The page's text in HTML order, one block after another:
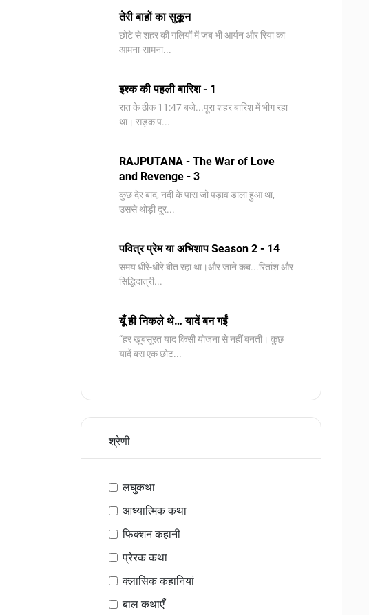
तेरी बाहों का सुकून
छोटे से शहर की गलियों में जब भी आर्यन और रिया का
आमना-सामना...
इश्क की पहली बारिश - 1
रात के ठीक 11:47 बजे...पूरा शहर बारिश में भीग रहा
था। सड़क प...
RAJPUTANA - The War of Love
and Revenge - 3
कुछ देर बाद, नदी के पास जो पड़ाव डाला हुआ था,
उससे थोड़ी दूर...
पवित्र प्रेम या अभिशाप Season 2 - 14
समय धीरे-धीरे बीत रहा था।और जाने कब...रितांश और
सिद्धिदात्री...
यूँ ही निकले थे… यादें बन गईं
“हर खूबसूरत याद किसी योजना से नहीं बनती। कुछ
यादें बस एक छोट...
श्रेणी
लघुकथा
आध्यात्मिक कथा
फिक्शन कहानी
प्रेरक कथा
क्लासिक कहानियां
बाल कथाएँ